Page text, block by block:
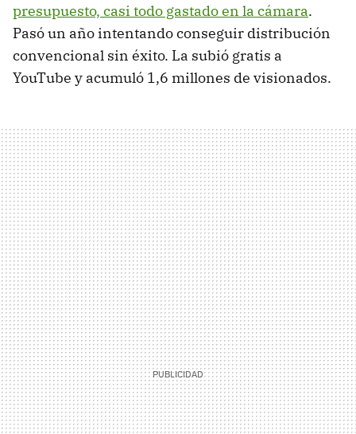
presupuesto, casi todo gastado en la cámara.
Pasó un año intentando conseguir distribución
convencional sin éxito. La subió gratis a
YouTube y acumuló 1,6 millones de visionados.